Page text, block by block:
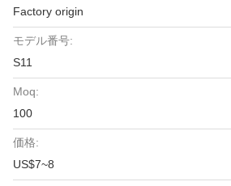
Factory origin
モデル番号:
S11
Moq:
100
価格:
US$7~8